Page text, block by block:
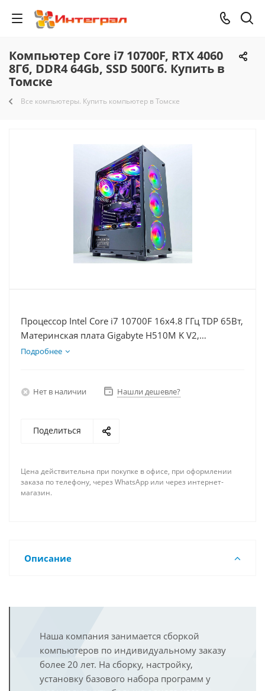
Компьютер Core i7 10700F, RTX 4060
8Гб, DDR4 64Gb, SSD 500Гб. Купить в
Томске
Все компьютеры. Купить компьютер в Томске
Процессор Intel Core i7 10700F 16x4.8 ГГц TDP 65Вт,
Материнская плата Gigabyte H510M K V2,
Видеокарта RTX 4060 8Гб, Память DDR4 64Gb,
Подробнее
Нет в наличии Нашли дешевле?
Поделиться
Цена действительна при покупке в офисе, при оформлении
заказа по телефону, через WhatsApp или через интернет-
магазин.
Описание
Наша компания занимается сборкой
компьютеров по индивидуальному заказу
более 20 лет. На сборку, настройку,
установку базового набора программ у